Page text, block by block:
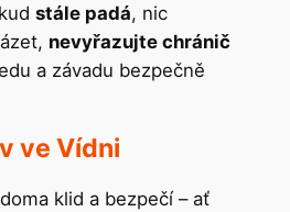
stále padá, nic
nevyřazujte chránič
a závadu bezpečně
ve Vídni
klid a bezpečí – ať